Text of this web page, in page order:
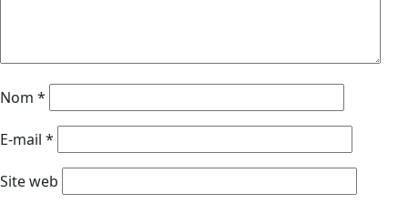
Nom *
E-mail *
Site web